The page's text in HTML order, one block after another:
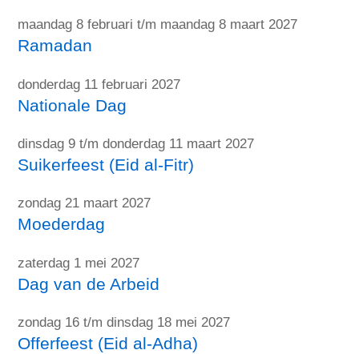
maandag 8 februari t/m maandag 8 maart 2027
Ramadan
donderdag 11 februari 2027
Nationale Dag
dinsdag 9 t/m donderdag 11 maart 2027
Suikerfeest (Eid al-Fitr)
zondag 21 maart 2027
Moederdag
zaterdag 1 mei 2027
Dag van de Arbeid
zondag 16 t/m dinsdag 18 mei 2027
Offerfeest (Eid al-Adha)